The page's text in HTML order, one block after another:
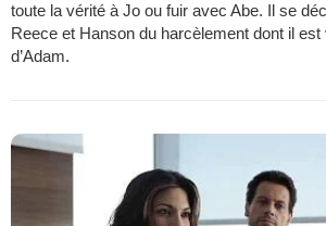
toute la vérité à Jo ou fuir avec Abe. Il se
Reece et Hanson du harcèlement dont il
d’Adam.